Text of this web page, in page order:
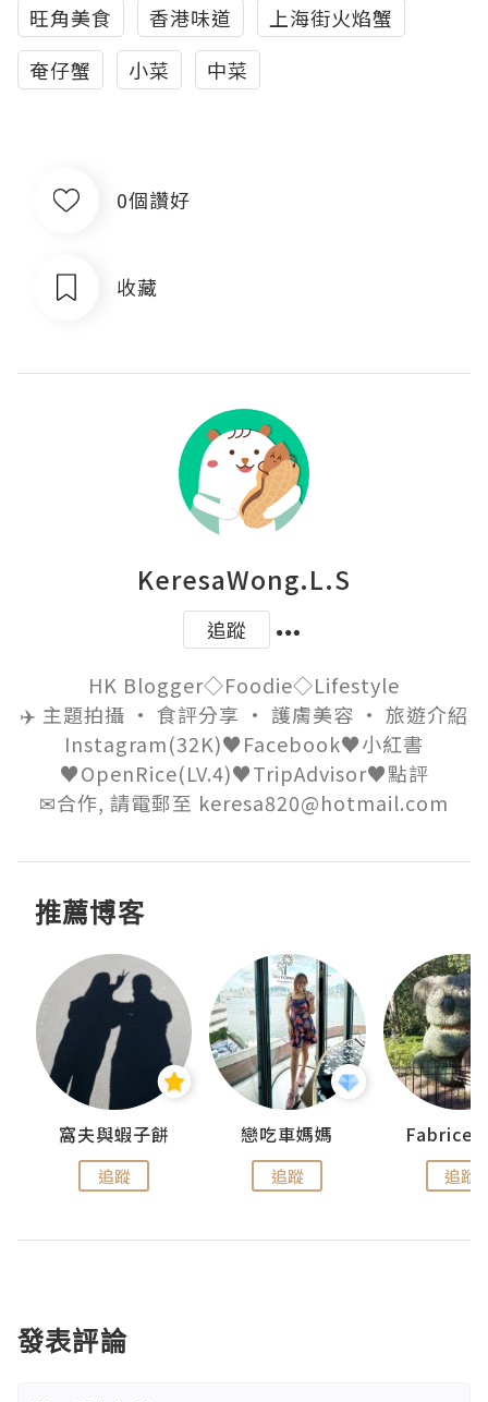
旺角美食 香港味道
上海街火焰蟹
奄仔蟹
小菜 中菜
0個讚好
收藏
KeresaWong.L.S
追蹤
HK Blogger◇Foodie◇Lifestyle
✈️ 主題拍攝 • 食評分享 • 護膚美容 • 旅遊介紹
Instagram(32K)♥Facebook♥小紅書
♥OpenRice(LV.4)♥TripAdvisor♥點評
✉合作, 請電郵至 keresa820@hotmail.com
推薦博客
窩夫與蝦子餅
追蹤
戀吃車媽媽
追蹤
Fabrice
追蹤
發表評論